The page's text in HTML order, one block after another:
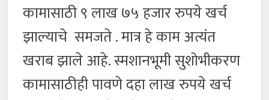
कामासाठी ९ लाख ७५ हजार रुपये खर्च
झाल्याचे समजते . मात्र हे काम अत्यंत
खराब झाले आहे. स्मशानभूमी सुशोभीकरण
कामासाठीही पावणे दहा लाख रुपये खर्च